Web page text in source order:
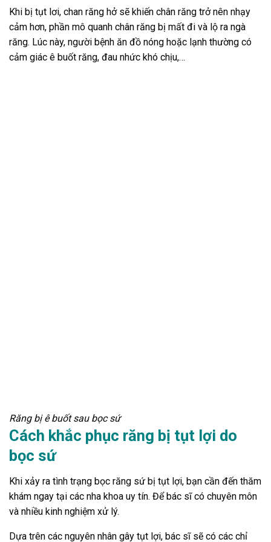
Khi bị tụt lơi, chan răng hở sẽ khiến chân răng trở nên nhạy
cảm hơn, phần mô quanh chân răng bị mất đi và lộ ra ngà
răng. Lúc này, người bệnh ăn đồ nóng hoặc lạnh thường có
cảm giác ê buốt răng, đau nhức khó chịu,…
Răng bị ê buốt sau bọc sứ
Cách khắc phục răng bị tụt lợi do
bọc sứ
Khi xảy ra tình trạng bọc răng sứ bị tụt lợi, bạn cần đến thăm
khám ngay tại các nha khoa uy tín. Để bác sĩ có chuyên môn
và nhiều kinh nghiệm xử lý.
Dựa trên các nguyên nhân gây tụt lợi, bác sĩ sẽ có các chỉ